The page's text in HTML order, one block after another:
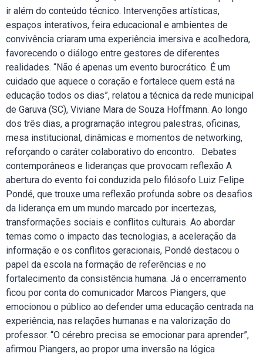
ir além do conteúdo técnico. Intervenções artísticas,
espaços interativos, feira educacional e ambientes de
convivência criaram uma experiência imersiva e acolhedora,
favorecendo o diálogo entre gestores de diferentes
realidades. “Não é apenas um evento burocrático. É um
cuidado que aquece o coração e fortalece quem está na
educação todos os dias”, relatou a técnica da rede municipal
de Garuva (SC), Viviane Mara de Souza Hoffmann. Ao longo
dos três dias, a programação integrou palestras, oficinas,
mesa institucional, dinâmicas e momentos de networking,
reforçando o caráter colaborativo do encontro. Debates
contemporâneos e lideranças que provocam reflexão A
abertura do evento foi conduzida pelo filósofo Luiz Felipe
Pondé, que trouxe uma reflexão profunda sobre os desafios
da liderança em um mundo marcado por incertezas,
transformações sociais e conflitos culturais. Ao abordar
temas como o impacto das tecnologias, a aceleração da
informação e os conflitos geracionais, Pondé destacou o
papel da escola na formação de referências e no
fortalecimento da consistência humana. Já o encerramento
ficou por conta do comunicador Marcos Piangers, que
emocionou o público ao defender uma educação centrada na
experiência, nas relações humanas e na valorização do
professor. “O cérebro precisa se emocionar para aprender”,
afirmou Piangers, ao propor uma inversão na lógica